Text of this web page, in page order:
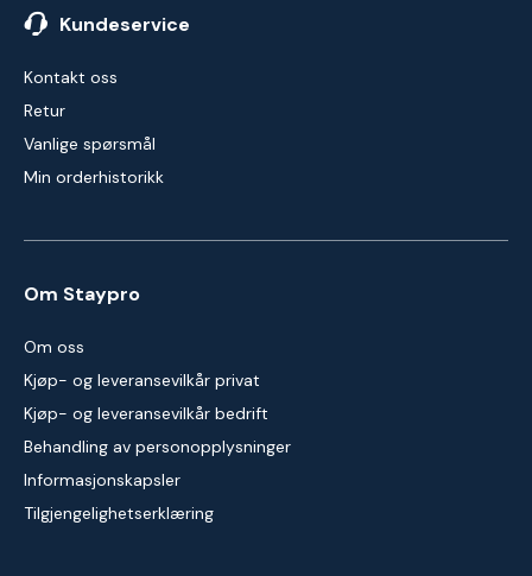
Kundeservice
Kontakt oss
Retur
Vanlige spørsmål
Min orderhistorikk
Om Staypro
Om oss
Kjøp- og leveransevilkår privat
Kjøp- og leveransevilkår bedrift
Behandling av personopplysninger
Informasjonskapsler
Tilgjengelighetserklæring